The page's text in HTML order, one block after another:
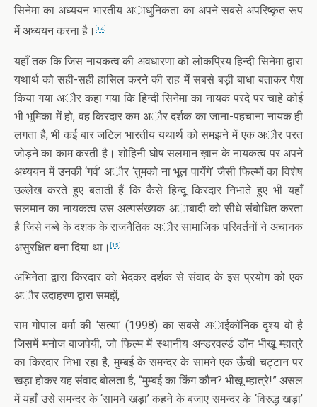
सिनेमा का अध्ययन भारतीय अाधुनिकता का अपने सबसे अपरिष्कृत रूप
में अध्ययन करना है।
[14]
यहाँ तक कि जिस नायकत्व की अवधारणा को लोकप्रिय हिन्दी सिनेमा द्वारा
यथार्थ को सही-सही हासिल करने की राह में सबसे बड़ी बाधा बताकर पेश
किया गया अौर कहा गया कि हिन्दी सिनेमा का नायक परदे पर चाहे कोई
भी भूमिका में हो, वह किरदार कम अौर दर्शक का जाना-पहचाना नायक ही
लगता है, भी कई बार जटिल भारतीय यथार्थ को समझने में एक अौर परत
जोड़ने का काम करती है। शोहिनी घोष सलमान ख़ान के नायकत्व पर अपने
अध्ययन में उनकी ‘गर्व’ अौर ‘तुमको ना भूल पायेंगे’ जैसी फिल्मों का विशेष
उल्लेख करते हुए बताती हैं कि कैसे हिन्दू किरदार निभाते हुए भी यहाँ
सलमान का नायकत्व उस अल्पसंख्यक अाबादी को सीधे संबोधित करता
है जिसे नब्बे के दशक के राजनैतिक अौर सामाजिक परिवर्तनों ने अचानक
असुरक्षित बना दिया था।
[15]
अभिनेता द्वारा किरदार को भेदकर दर्शक से संवाद के इस प्रयोग को एक
अौर उदाहरण द्वारा समझें,
राम गोपाल वर्मा की ‘सत्या’ (1998) का सबसे अाईकॉनिक दृश्य वो है
जिसमें मनोज बाजपेयी, जो फिल्म में स्थानीय अन्डरवर्ल्ड डॉन भीखू म्हात्रे
का किरदार निभा रहा है, मुम्बई के समन्दर के सामने एक ऊँची चट्टान पर
खड़ा होकर यह संवाद बोलता है, “मुम्बई का किंग कौन? भीखू म्हात्रे!” असल
में यहाँ उसे समन्दर के ‘सामने खड़ा’ कहने के बजाए समन्दर के ‘विरुद्ध खड़ा’